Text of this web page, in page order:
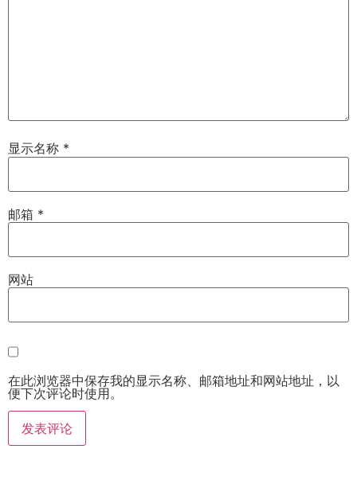
显示名称 *
邮箱 *
网站
在此浏览器中保存我的显示名称、邮箱地址和网站地址，以
便下次评论时使用。